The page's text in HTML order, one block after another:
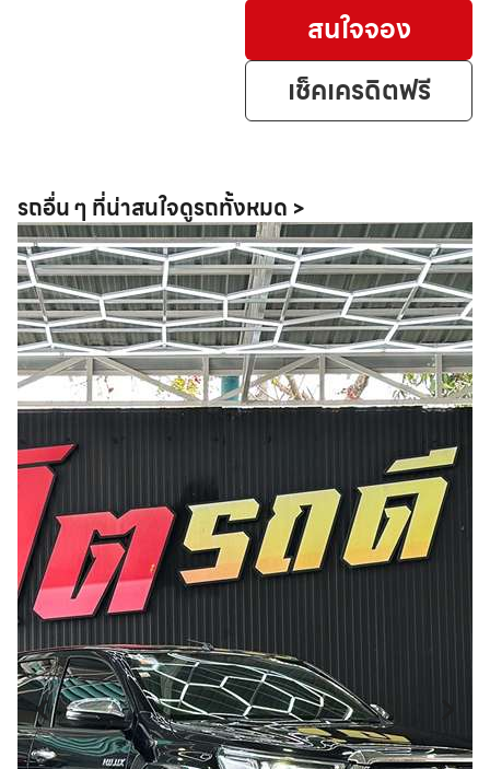
สนใจจอง
เช็คเครดิตฟรี
รถอื่น ๆ ที่น่าสนใจดูรถทั้งหมด >